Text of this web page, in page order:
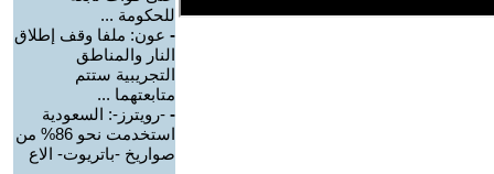
للحكومة ...
- عون: ملفا وقف إطلاق
النار والمناطق
التجريبية ستتم
متابعتهما ...
- -رويترز-: السعودية
استخدمت نحو 86% من
صواريخ -باتريوت- الاع